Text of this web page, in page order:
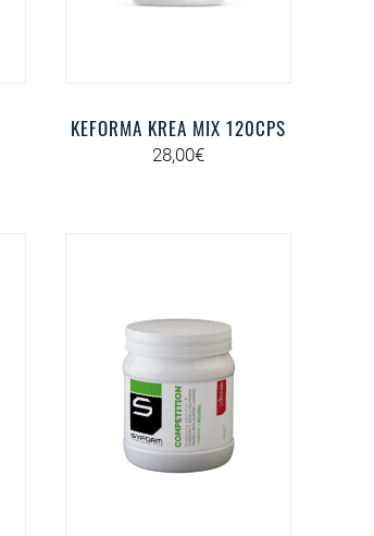
KEFORMA KREA MIX 120CPS
28,00€